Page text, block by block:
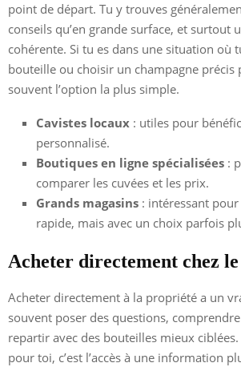
point de départ. Tu y trouves
conseils qu’en grande surface, et surtout
cohérente. Si tu es dans une situation où
bouteille ou choisir un champagne précis
souvent l’option la plus simple.
Cavistes locaux : utiles pour
personnalisé.
Boutiques en ligne spécialisées :
comparer les cuvées et les prix.
Grands magasins : intéressant
rapide, mais avec un choix parfois
Acheter directement chez
Acheter directement à la propriété a un
souvent poser des questions,
repartir avec des bouteilles mieux ciblées.
pour toi, c’est l’accès à une information